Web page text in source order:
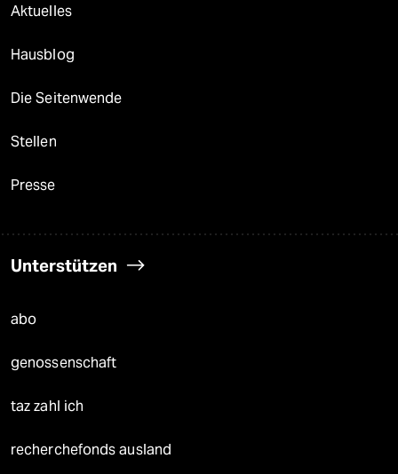
Aktuelles
Hausblog
Die Seitenwende
Stellen
Presse
Unterstützen
abo
genossenschaft
taz zahl ich
recherchefonds ausland